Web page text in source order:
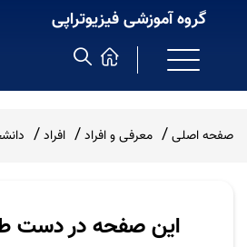
گروه آموزشی فیزیوتراپی
صفحه اصلی معرفی و افراد افراد
این صفحه در دست